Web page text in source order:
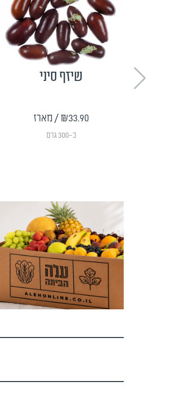
שיזף סיני
₪33.90/ מארז
כ-300 גרם